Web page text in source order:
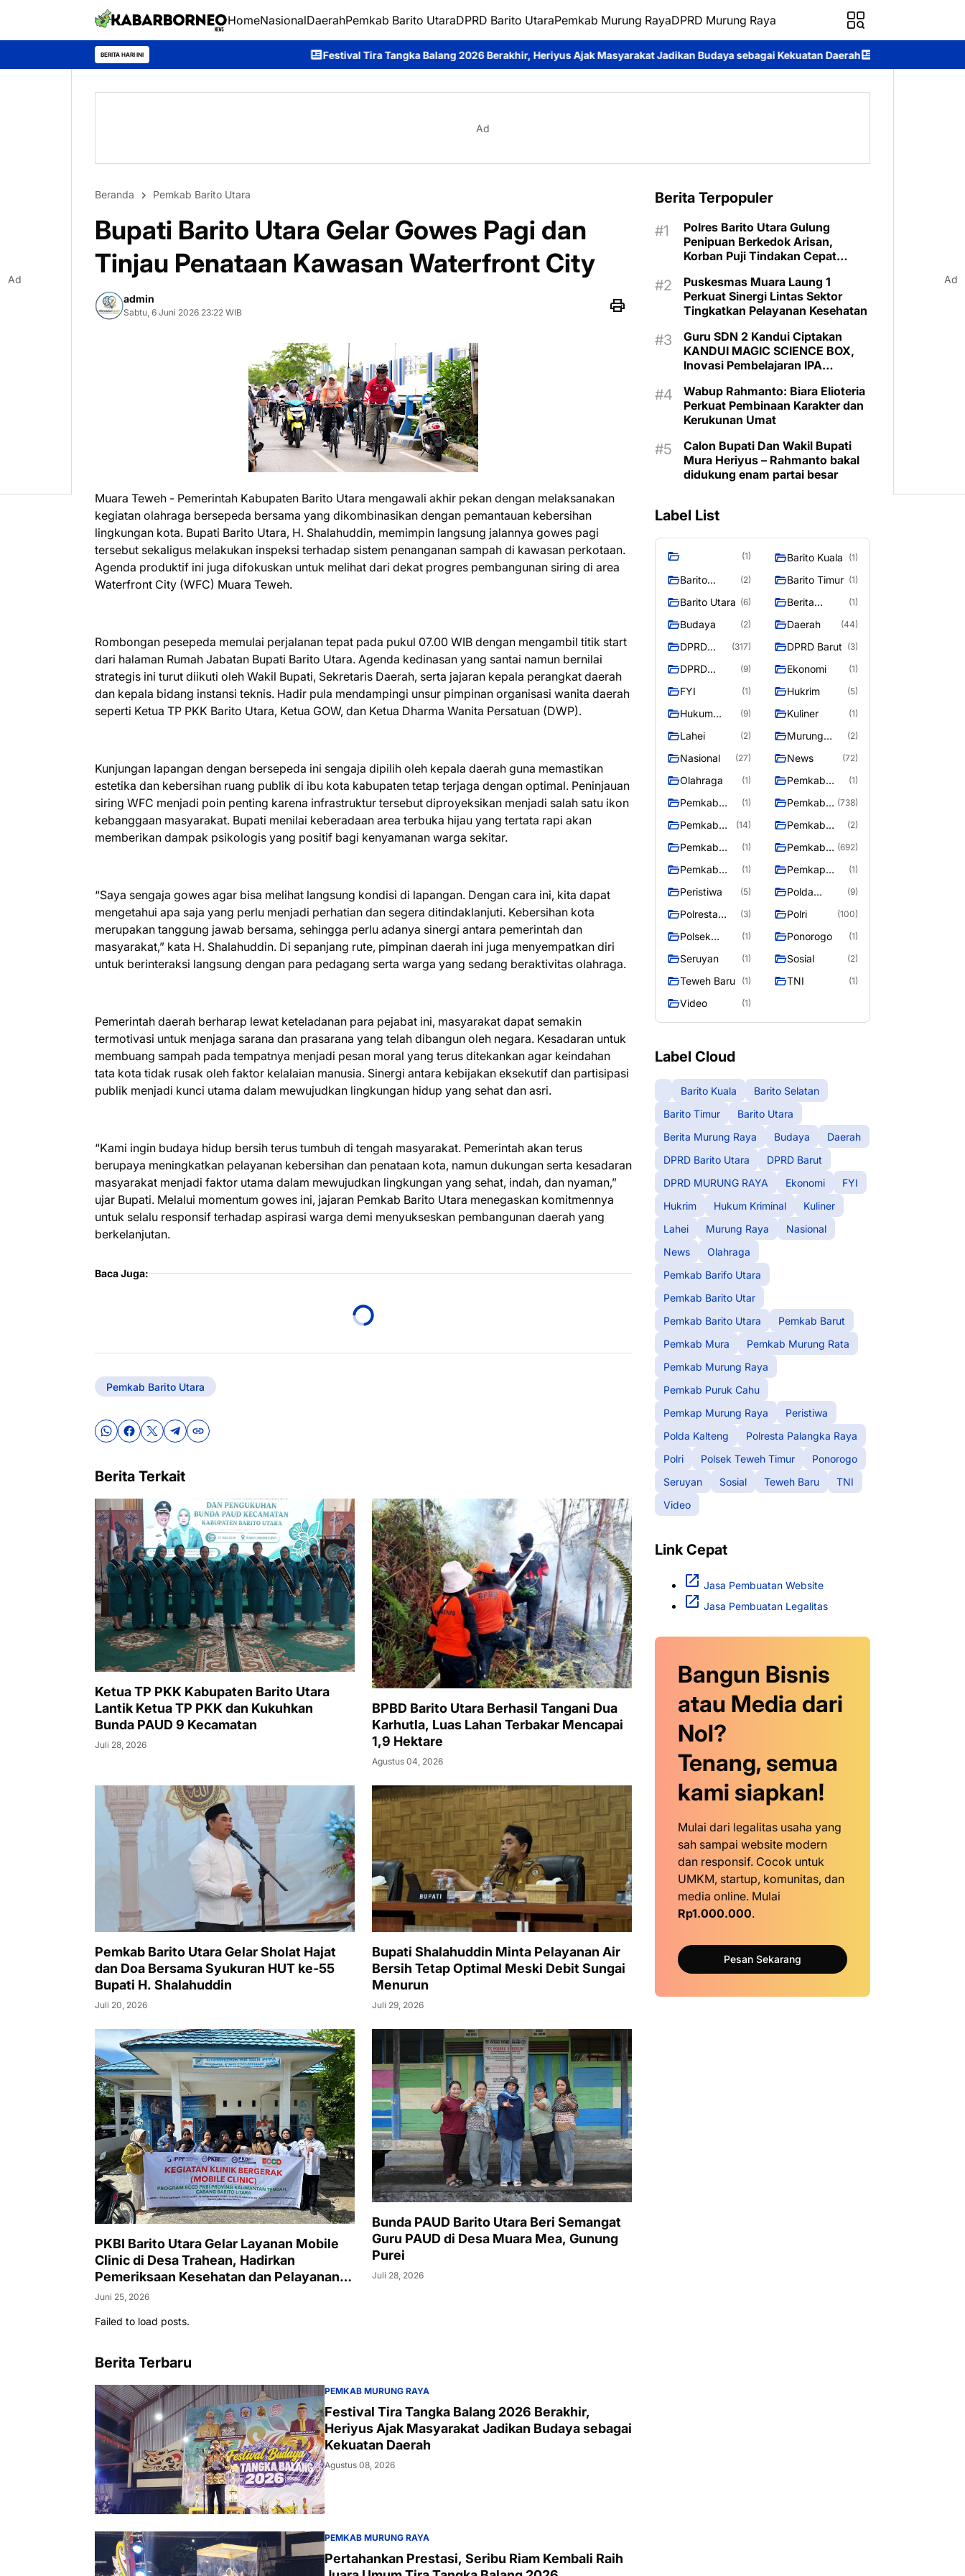
HomeNasionalDaerahPemkab Barito UtaraDPRD Barito UtaraPemkab Murung RayaDPRD Murung Raya
BERITA HARI INI Festival Tira Tangka Balang 2026 Berakhir, Heriyus Ajak Masyarakat Jadikan Budaya sebagai Kekuatan Daerah Pertahankan Prestasi, Seribu Riam Kembali
Ad
Beranda Pemkab Barito Utara
Bupati Barito Utara Gelar Gowes Pagi dan
Tinjau Penataan Kawasan Waterfront City
admin
Sabtu, 6 Juni 2026 23:22 WIB
Muara Teweh - Pemerintah Kabupaten Barito Utara mengawali akhir pekan dengan melaksanakan
kegiatan olahraga bersepeda bersama yang dikombinasikan dengan pemantauan kebersihan
lingkungan kota. Bupati Barito Utara, H. Shalahuddin, memimpin langsung jalannya gowes pagi
tersebut sekaligus melakukan inspeksi terhadap sistem penanganan sampah di kawasan perkotaan.
Agenda produktif ini juga difokuskan untuk melihat dari dekat progres pembangunan siring di area
Waterfront City (WFC) Muara Teweh.
Rombongan pesepeda memulai perjalanan tepat pada pukul 07.00 WIB dengan mengambil titik start
dari halaman Rumah Jabatan Bupati Barito Utara. Agenda kedinasan yang santai namun bernilai
strategis ini turut diikuti oleh Wakil Bupati, Sekretaris Daerah, serta jajaran kepala perangkat daerah
dan kepala bidang instansi teknis. Hadir pula mendampingi unsur pimpinan organisasi wanita daerah
seperti Ketua TP PKK Barito Utara, Ketua GOW, dan Ketua Dharma Wanita Persatuan (DWP).
Kunjungan lapangan dengan bersepeda ini sengaja dipilih oleh kepala daerah guna memastikan
estetika dan kebersihan ruang publik di ibu kota kabupaten tetap terjaga dengan optimal. Peninjauan
siring WFC menjadi poin penting karena infrastruktur tersebut diproyeksikan menjadi salah satu ikon
kebanggaan masyarakat. Bupati menilai keberadaan area terbuka hijau yang tertata rapi akan
memberikan dampak psikologis yang positif bagi kenyamanan warga sekitar.
“Saya sengaja gowes agar bisa melihat langsung kondisi di lapangan. Dengan cara ini, kita dapat
mengetahui apa saja yang perlu menjadi perhatian dan segera ditindaklanjuti. Kebersihan kota
merupakan tanggung jawab bersama, sehingga perlu adanya sinergi antara pemerintah dan
masyarakat,” kata H. Shalahuddin. Di sepanjang rute, pimpinan daerah ini juga menyempatkan diri
untuk berinteraksi langsung dengan para pedagang serta warga yang sedang beraktivitas olahraga.
Pemerintah daerah berharap lewat keteladanan para pejabat ini, masyarakat dapat semakin
termotivasi untuk menjaga sarana dan prasarana yang telah dibangun oleh negara. Kesadaran untuk
membuang sampah pada tempatnya menjadi pesan moral yang terus ditekankan agar keindahan
tata kota tidak rusak oleh faktor kelalaian manusia. Sinergi antara kebijakan eksekutif dan partisipasi
publik menjadi kunci utama dalam mewujudkan lingkungan hidup yang sehat dan asri.
“Kami ingin budaya hidup bersih terus tumbuh di tengah masyarakat. Pemerintah akan terus
berupaya meningkatkan pelayanan kebersihan dan penataan kota, namun dukungan serta kesadaran
masyarakat menjadi faktor utama dalam mewujudkan lingkungan yang sehat, indah, dan nyaman,”
ujar Bupati. Melalui momentum gowes ini, jajaran Pemkab Barito Utara menegaskan komitmennya
untuk selalu responsif terhadap aspirasi warga demi menyukseskan pembangunan daerah yang
berkelanjutan.
Baca Juga:
Pemkab Barito Utara
Berita Terkait
Ketua TP PKK Kabupaten Barito Utara
Lantik Ketua TP PKK dan Kukuhkan
Bunda PAUD 9 Kecamatan
Juli 28, 2026
BPBD Barito Utara Berhasil Tangani Dua
Karhutla, Luas Lahan Terbakar Mencapai
1,9 Hektare
Agustus 04, 2026
Pemkab Barito Utara Gelar Sholat Hajat
dan Doa Bersama Syukuran HUT ke-55
Bupati H. Shalahuddin
Juli 20, 2026
Bupati Shalahuddin Minta Pelayanan Air
Bersih Tetap Optimal Meski Debit Sungai
Menurun
Juli 29, 2026
PKBI Barito Utara Gelar Layanan Mobile
Clinic di Desa Trahean, Hadirkan
Pemeriksaan Kesehatan dan Pelayanan
KB Gratis
Juni 25, 2026
Bunda PAUD Barito Utara Beri Semangat
Guru PAUD di Desa Muara Mea, Gunung
Purei
Juli 28, 2026
Failed to load posts.
Berita Terbaru
PEMKAB MURUNG RAYA
Festival Tira Tangka Balang 2026 Berakhir,
Heriyus Ajak Masyarakat Jadikan Budaya sebagai
Kekuatan Daerah
Agustus 08, 2026
PEMKAB MURUNG RAYA
Pertahankan Prestasi, Seribu Riam Kembali Raih
Berita Terpopuler
Polres Barito Utara Gulung
Penipuan Berkedok Arisan,
Korban Puji Tindakan Cepat
Puskesmas Muara Laung 1
Perkuat Sinergi Lintas Sektor
Tingkatkan Pelayanan Kesehatan
Guru SDN 2 Kandui Ciptakan
KANDUI MAGIC SCIENCE BOX,
Inovasi Pembelajaran IPA
Wabup Rahmanto: Biara Elioteria
Perkuat Pembinaan Karakter dan
Kerukunan Umat
Calon Bupati Dan Wakil Bupati
Mura Heriyus – Rahmanto bakal
didukung enam partai besar
Label List
(1) Barito Kuala (1)
Barito
(2) Barito Timur (1)
Barito Utara (6)
Berita
Raya
(1)
Budaya (2) Daerah (44)
DPRD
Utara
(317) DPRD Barut (3)
DPRD
RAYA
(9) Ekonomi (1)
FYI (1) Hukrim (5)
Hukum
(9) Kuliner (1)
Lahei (2)
Murung
(2)
Nasional (27) News (72)
Olahraga (1)
Pemkab
Barifo Utara
(1)
Pemkab
(1)
Pemkab
Utara
(738)
Pemkab
(14)
Pemkab
(2)
Pemkab
(1)
Pemkab
Raya
(692)
Pemkab
(1)
Pemkap
Raya
(1)
Peristiwa (5)
Polda
(9)
Polresta
Raya
(3) Polri (100)
Polsek
(1) Ponorogo (1)
Seruyan (1) Sosial (2)
Teweh Baru (1) TNI (1)
Video (1)
Label Cloud
Barito Kuala
Barito Selatan
Barito Timur
Barito Utara
Berita Murung Raya
Budaya
Daerah
DPRD Barito Utara
DPRD Barut
DPRD MURUNG RAYA
Ekonomi
FYI
Hukrim
Hukum Kriminal
Kuliner
Lahei
Murung Raya
Nasional
News
Olahraga
Pemkab Barifo Utara
Pemkab Barito Utar
Pemkab Barito Utara
Pemkab Barut
Pemkab Mura
Pemkab Murung Rata
Pemkab Murung Raya
Pemkab Puruk Cahu
Pemkap Murung Raya
Peristiwa
Polda Kalteng
Polresta Palangka Raya
Polri
Polsek Teweh Timur
Ponorogo
Seruyan
Sosial Teweh Baru
TNI
Video
Link Cepat
Jasa Pembuatan Website
Jasa Pembuatan Legalitas
Bangun Bisnis
atau Media dari
Nol?
Tenang, semua
kami siapkan!
Mulai dari legalitas usaha yang
sah sampai website modern
dan responsif. Cocok untuk
UMKM, startup, komunitas, dan
media online. Mulai
Rp1.000.000.
Pesan Sekarang
Ad Ad